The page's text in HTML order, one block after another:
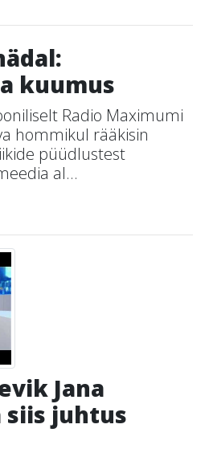
kuumus
Radio Maximumi
hommikul rääkisin
püüdlustest
al...
Jana
siis juhtus